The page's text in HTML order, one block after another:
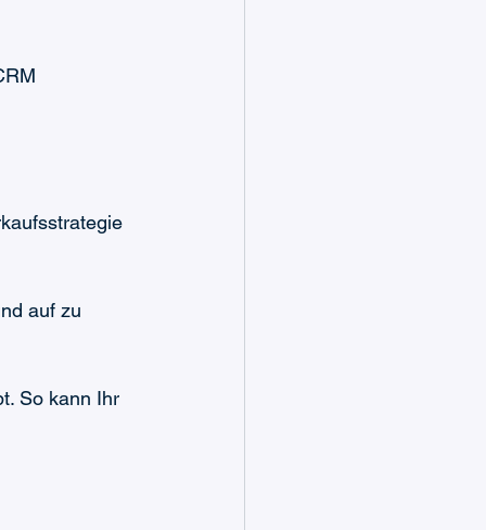
auf zu
So kann Ihr